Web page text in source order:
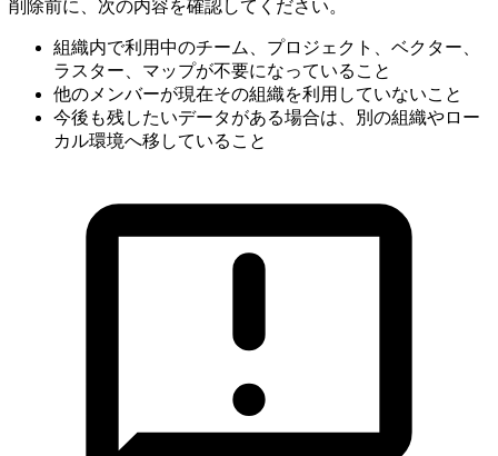
削除前に、次の内容を確認してください。
組織内で利用中のチーム、プロジェクト、ベクター、
ラスター、マップが不要になっていること
他のメンバーが現在その組織を利用していないこと
今後も残したいデータがある場合は、別の組織やロー
カル環境へ移していること